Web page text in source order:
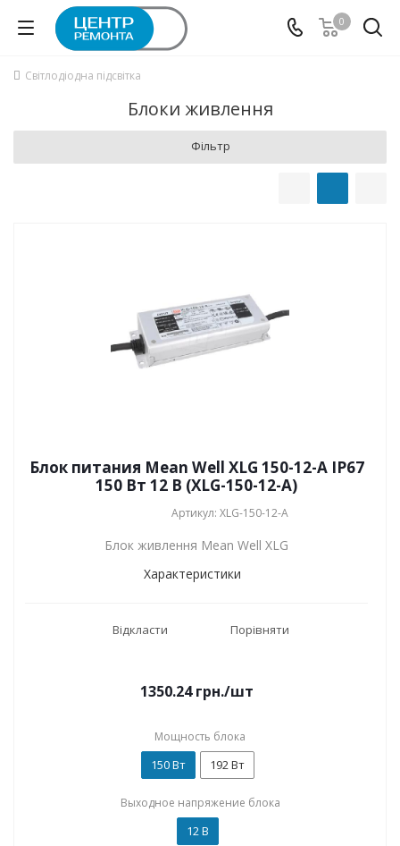
0
Світлодіодна підсвітка
Блоки живлення
Фільтр
Блок питания Mean Well XLG 150-12-A IP67
150 Вт 12 В (XLG-150-12-A)
Артикул: XLG-150-12-A
Блок живлення Mean Well XLG
Характеристики
Відкласти Порівняти
1350.24грн./шт
Мощность блока
150 Вт 192 Вт
Выходное напряжение блока
12 В